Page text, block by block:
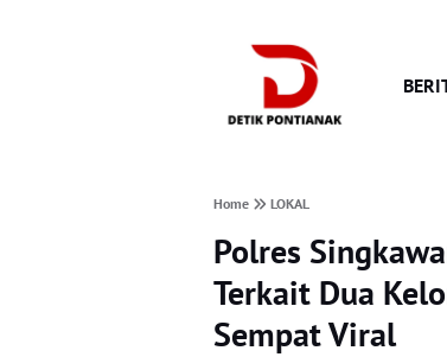
Home LOKAL
Polres
Terkait Dua
Sempat Viral